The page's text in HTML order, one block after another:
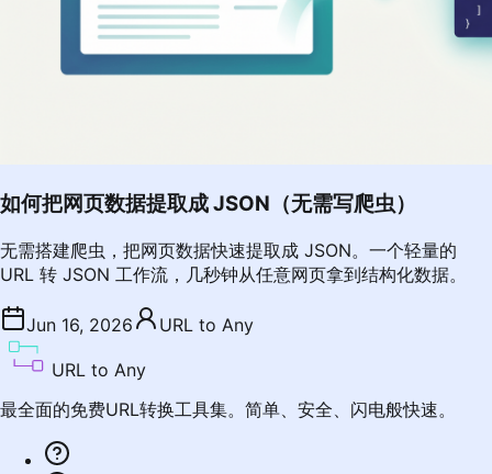
如何把网页数据提取成 JSON（无需写爬虫）
无需搭建爬虫，把网页数据快速提取成 JSON。一个轻量的
URL 转 JSON 工作流，几秒钟从任意网页拿到结构化数据。
Jun 16, 2026 URL to Any
URL to Any
最全面的免费URL转换工具集。简单、安全、闪电般快速。